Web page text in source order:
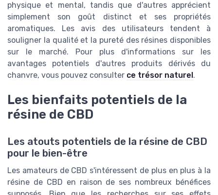
physique et mental, tandis que d'autres apprécient
simplement son goût distinct et ses propriétés
aromatiques. Les avis des utilisateurs tendent à
souligner la qualité et la pureté des résines disponibles
sur le marché. Pour plus d'informations sur les
avantages potentiels d'autres produits dérivés du
chanvre, vous pouvez consulter ce trésor naturel .
Les bienfaits potentiels de la
résine de CBD
Les atouts potentiels de la résine de CBD
pour le bien-être
Les amateurs de CBD s'intéressent de plus en plus à la
résine de CBD en raison de ses nombreux bénéfices